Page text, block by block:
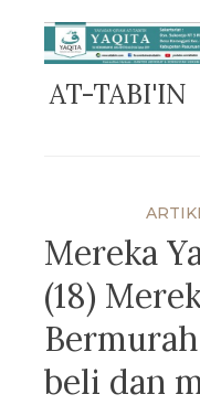
Skip
content
AT-TABI'IN
Mereka
(18)
beli dan